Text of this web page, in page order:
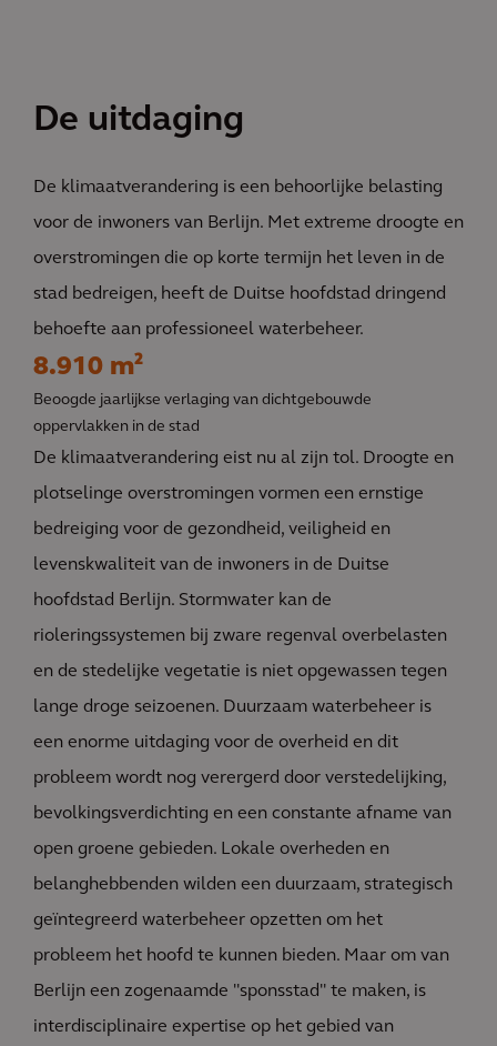
De uitdaging
De klimaatverandering is een behoorlijke belasting
voor de inwoners van Berlijn. Met extreme droogte en
overstromingen die op korte termijn het leven in de
stad bedreigen, heeft de Duitse hoofdstad dringend
behoefte aan professioneel waterbeheer.
8.910 m²
Beoogde jaarlijkse verlaging van dichtgebouwde
oppervlakken in de stad
De klimaatverandering eist nu al zijn tol. Droogte en
plotselinge overstromingen vormen een ernstige
bedreiging voor de gezondheid, veiligheid en
levenskwaliteit van de inwoners in de Duitse
hoofdstad Berlijn. Stormwater kan de
rioleringssystemen bij zware regenval overbelasten
en de stedelijke vegetatie is niet opgewassen tegen
lange droge seizoenen. Duurzaam waterbeheer is
een enorme uitdaging voor de overheid en dit
probleem wordt nog verergerd door verstedelijking,
bevolkingsverdichting en een constante afname van
open groene gebieden. Lokale overheden en
belanghebbenden wilden een duurzaam, strategisch
geïntegreerd waterbeheer opzetten om het
probleem het hoofd te kunnen bieden. Maar om van
Berlijn een zogenaamde "sponsstad" te maken, is
interdisciplinaire expertise op het gebied van